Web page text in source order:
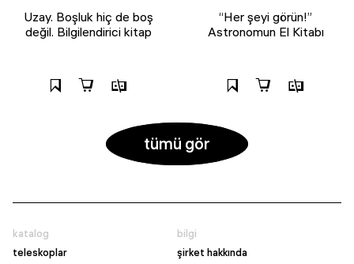
Uzay. Boşluk hiç de boş
değil. Bilgilendirici kitap
“Her şeyi görün!”
Astronomun El Kitabı
tümü gör
katalog
teleskoplar
bilgi
şirket hakkında